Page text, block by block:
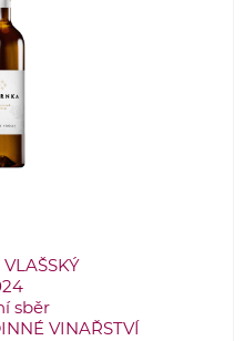
sběr
VINAŘSTVÍ